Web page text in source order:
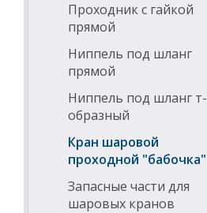
Проходник с гайкой
прямой
Ниппель под шланг
прямой
Ниппель под шланг т-
образный
Кран шаровой
проходной "бабочка"
Запасные части для
шаровых кранов